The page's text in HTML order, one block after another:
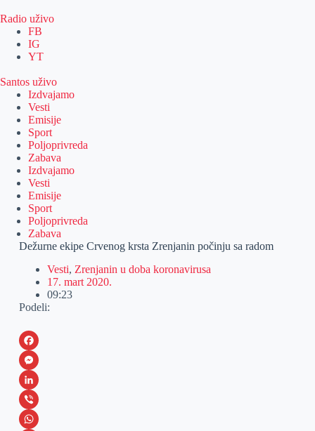
Radio uživo
FB
IG
YT
Santos uživo
Izdvajamo
Vesti
Emisije
Sport
Poljoprivreda
Zabava
Izdvajamo
Vesti
Emisije
Sport
Poljoprivreda
Zabava
Dežurne ekipe Crvenog krsta Zrenjanin počinju sa radom
Vesti, Zrenjanin u doba koronavirusa
17. mart 2020.
09:23
Podeli:
F
a
c
e
M
e
s
L
iV